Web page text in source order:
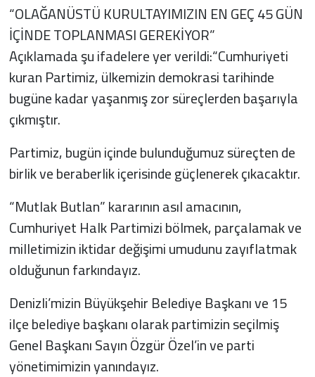
“OLAĞANÜSTÜ KURULTAYIMIZIN EN GEÇ 45 GÜN
İÇİNDE TOPLANMASI GEREKİYOR”
Açıklamada şu ifadelere yer verildi:“Cumhuriyeti
kuran Partimiz, ülkemizin demokrasi tarihinde
bugüne kadar yaşanmış zor süreçlerden başarıyla
çıkmıştır.
Partimiz, bugün içinde bulunduğumuz süreçten de
birlik ve beraberlik içerisinde güçlenerek çıkacaktır.
“Mutlak Butlan” kararının asıl amacının,
Cumhuriyet Halk Partimizi bölmek, parçalamak ve
milletimizin iktidar değişimi umudunu zayıflatmak
olduğunun farkındayız.
Denizli’mizin Büyükşehir Belediye Başkanı ve 15
ilçe belediye başkanı olarak partimizin seçilmiş
Genel Başkanı Sayın Özgür Özel’in ve parti
yönetimimizin yanındayız.